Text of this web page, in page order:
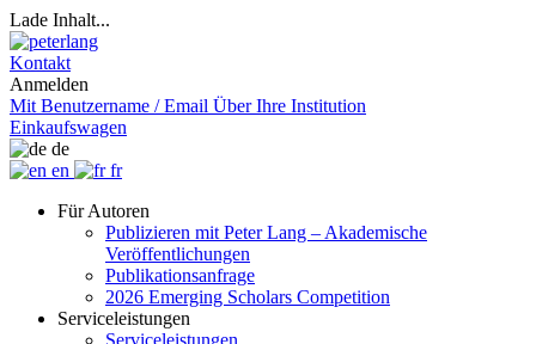
Lade Inhalt...
Kontakt
Anmelden
Mit Benutzername / Email Über Ihre Institution
Einkaufswagen
de
en
fr
Für Autoren
Publizieren mit Peter Lang – Akademische
Veröffentlichungen
Publikationsanfrage
2026 Emerging Scholars Competition
Serviceleistungen
Serviceleistungen